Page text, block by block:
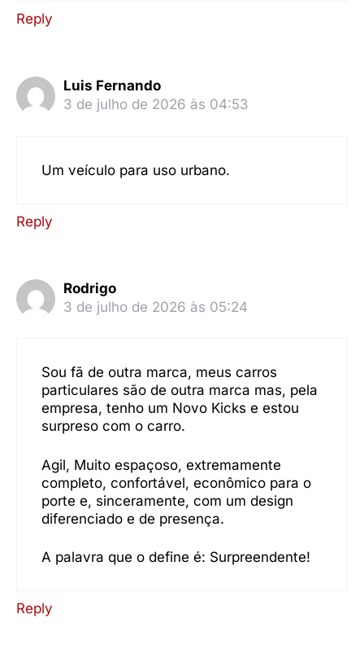
Reply
Luis Fernando
3 de julho de 2026 às 04:53
Um veículo para uso urbano.
Reply
Rodrigo
3 de julho de 2026 às 05:24
Sou fã de outra marca, meus carros
particulares são de outra marca mas, pela
empresa, tenho um Novo Kicks e estou
surpreso com o carro.
Agil, Muito espaçoso, extremamente
completo, confortável, econômico para o
porte e, sinceramente, com um design
diferenciado e de presença.
A palavra que o define é: Surpreendente!
Reply